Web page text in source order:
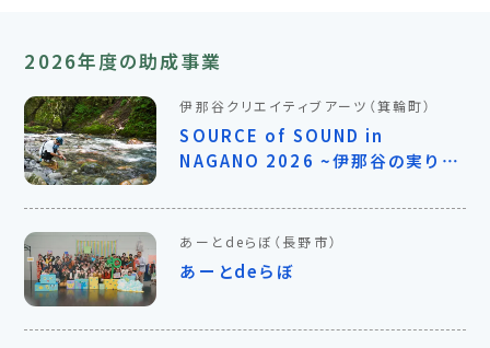
2026年度の助成事業
伊那谷クリエイティブアーツ （箕輪町）
SOURCE of SOUND in
NAGANO 2026 ~伊那谷の実りを
あーとdeらぼ （長野市）
あーとdeらぼ